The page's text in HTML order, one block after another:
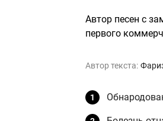
Автор песен с
первого
Автор текста: